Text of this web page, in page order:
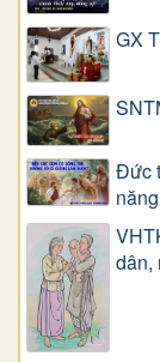
GX
Đức
dân,